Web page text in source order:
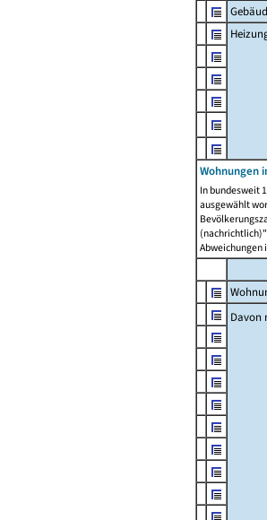
Wohnungen
In bundesweit
ausgewählt
Abweichungen
Davon